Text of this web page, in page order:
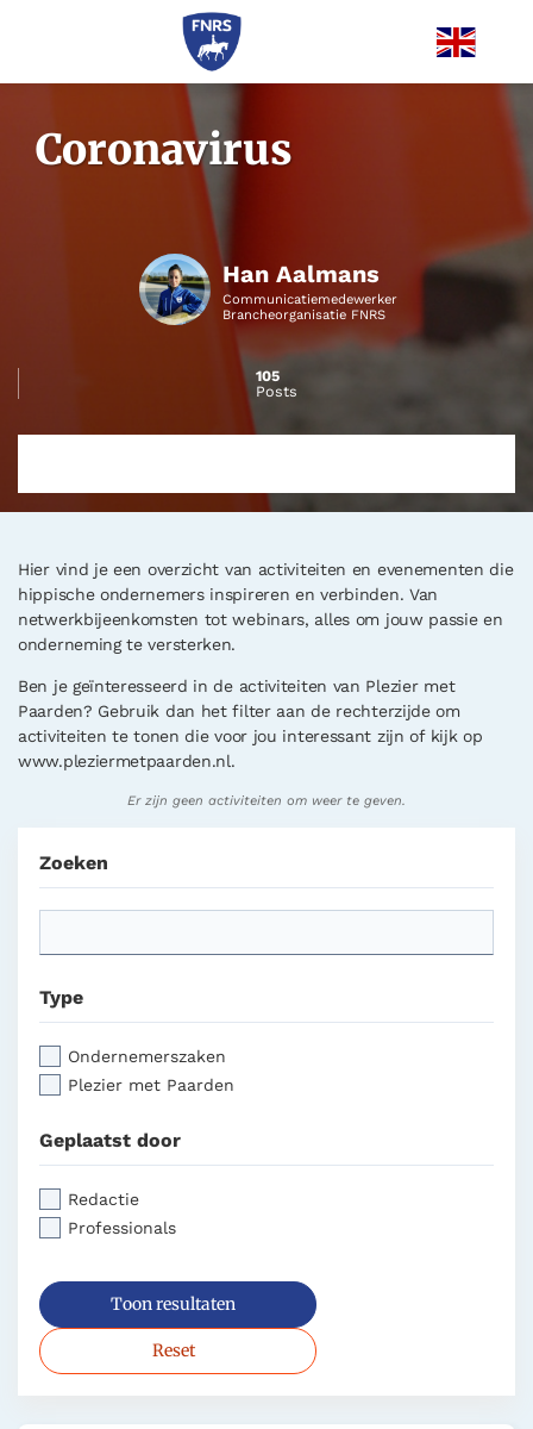
Coronavirus
Han Aalmans
Communicatiemedewerker
Brancheorganisatie FNRS
105
Posts
Documenten
Nieuws
Hier vind je een overzicht van activiteiten en evenementen die
hippische ondernemers inspireren en verbinden. Van
netwerkbijeenkomsten tot webinars, alles om jouw passie en
onderneming te versterken.
Ben je geïnteresseerd in de activiteiten van Plezier met
Paarden? Gebruik dan het filter aan de rechterzijde om
activiteiten te tonen die voor jou interessant zijn of kijk op
www.pleziermetpaarden.nl.
Er zijn geen activiteiten om weer te geven.
Zoeken
Type
Ondernemerszaken
Plezier met Paarden
Geplaatst door
Redactie
Professionals
Toon resultaten
Reset